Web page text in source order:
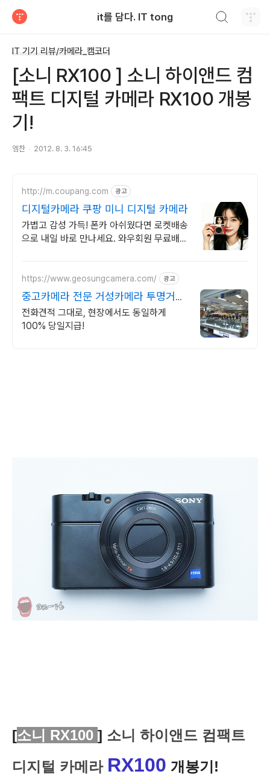
it를 담다. IT tong
IT 기기 리뷰/카메라_캠코더
[소니 RX100 ] 소니 하이앤드 컴
팩트 디지털 카메라 RX100 개봉
기!
엠찬 2012. 8. 3. 16:45
http://m.coupang.com 광고
디지털카메라 쿠팡 미니 디지털 카메라
가볍고 감성 가득! 폰카 아쉬웠다면 로켓배송
으로 내일 바로 만나세요. 와우회원 무료배송
https://www.geosungcamera.com/ 광고
중고카메라 전문 거성카메라 투명거래
최고가 매입 보장!
전화견적 그대로, 현장에서도 동일하게
100% 당일지급!
[소니 RX100 ] 소니 하이앤드 컴팩트
디지털 카메라 RX100 개봉기!